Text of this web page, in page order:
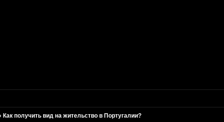
Как получить вид на жительство в Португалии?